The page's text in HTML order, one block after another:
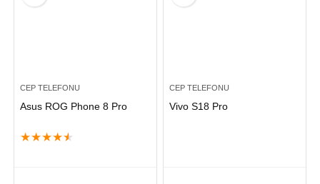
CEP TELEFONU
Asus ROG Phone 8 Pro
★★★★★
CEP TELEFONU
Vivo S18 Pro